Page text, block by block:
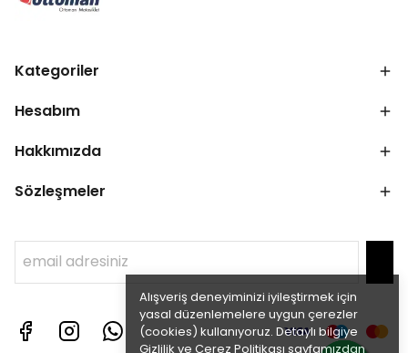
Alışveriş deneyiminizi iyileştirmek için
yasal düzenlemelere uygun çerezler
(cookies) kullanıyoruz. Detaylı bilgiye
Gizlilik ve Çerez Politikası sayfamızdan
Kategoriler
Hesabım
Hakkımızda
Sözleşmeler